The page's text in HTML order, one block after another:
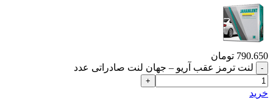
790.650 تومان
لنت ترمز عقب آریو – جهان لنت صادراتی عدد
خرید